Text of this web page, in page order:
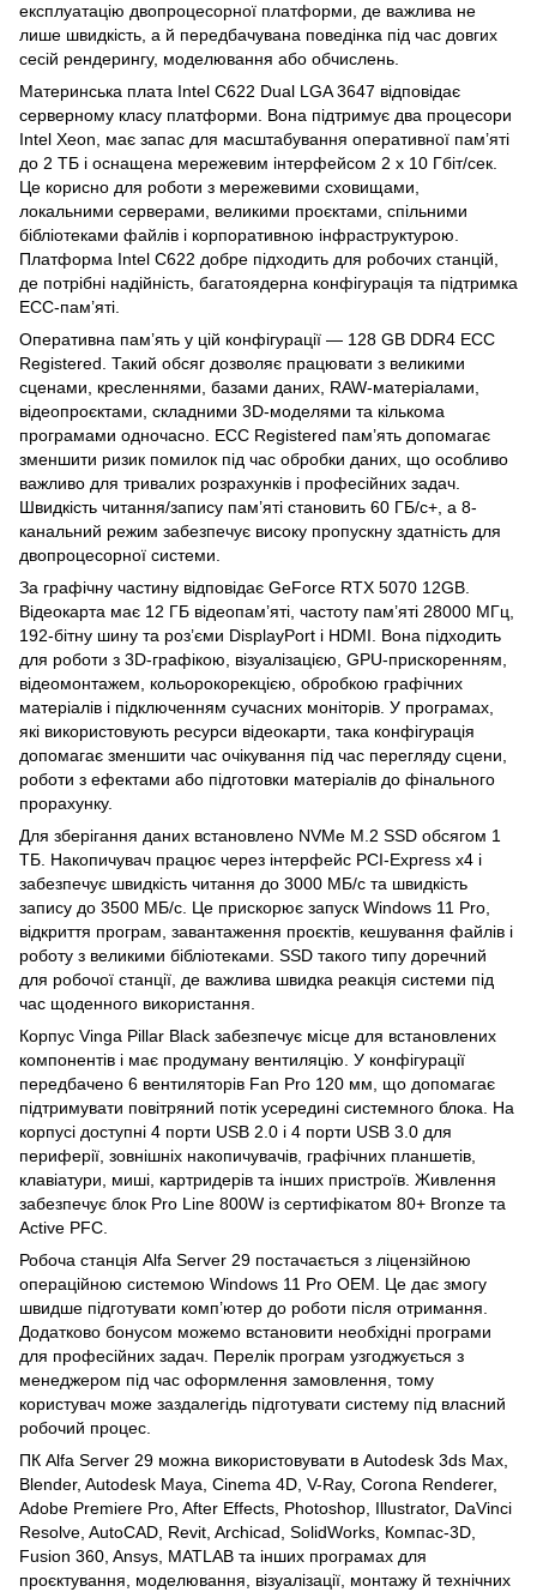
експлуатацію двопроцесорної платформи, де важлива не
лише швидкість, а й передбачувана поведінка під час довгих
сесій рендерингу, моделювання або обчислень.
Материнська плата Intel C622 Dual LGA 3647 відповідає
серверному класу платформи. Вона підтримує два процесори
Intel Xeon, має запас для масштабування оперативної пам’яті
до 2 ТБ і оснащена мережевим інтерфейсом 2 x 10 Гбіт/сек.
Це корисно для роботи з мережевими сховищами,
локальними серверами, великими проєктами, спільними
бібліотеками файлів і корпоративною інфраструктурою.
Платформа Intel C622 добре підходить для робочих станцій,
де потрібні надійність, багатоядерна конфігурація та підтримка
ECC-пам’яті.
Оперативна пам’ять у цій конфігурації — 128 GB DDR4 ECC
Registered. Такий обсяг дозволяє працювати з великими
сценами, кресленнями, базами даних, RAW-матеріалами,
відеопроєктами, складними 3D-моделями та кількома
програмами одночасно. ECC Registered пам’ять допомагає
зменшити ризик помилок під час обробки даних, що особливо
важливо для тривалих розрахунків і професійних задач.
Швидкість читання/запису пам’яті становить 60 ГБ/с+, а 8-
канальний режим забезпечує високу пропускну здатність для
двопроцесорної системи.
За графічну частину відповідає GeForce RTX 5070 12GB.
Відеокарта має 12 ГБ відеопам’яті, частоту пам’яті 28000 МГц,
192-бітну шину та роз’єми DisplayPort і HDMI. Вона підходить
для роботи з 3D-графікою, візуалізацією, GPU-прискоренням,
відеомонтажем, кольорокорекцією, обробкою графічних
матеріалів і підключенням сучасних моніторів. У програмах,
які використовують ресурси відеокарти, така конфігурація
допомагає зменшити час очікування під час перегляду сцени,
роботи з ефектами або підготовки матеріалів до фінального
прорахунку.
Для зберігання даних встановлено NVMe M.2 SSD обсягом 1
ТБ. Накопичувач працює через інтерфейс PCI-Express x4 і
забезпечує швидкість читання до 3000 МБ/с та швидкість
запису до 3500 МБ/с. Це прискорює запуск Windows 11 Pro,
відкриття програм, завантаження проєктів, кешування файлів і
роботу з великими бібліотеками. SSD такого типу доречний
для робочої станції, де важлива швидка реакція системи під
час щоденного використання.
Корпус Vinga Pillar Black забезпечує місце для встановлених
компонентів і має продуману вентиляцію. У конфігурації
передбачено 6 вентиляторів Fan Pro 120 мм, що допомагає
підтримувати повітряний потік усередині системного блока. На
корпусі доступні 4 порти USB 2.0 і 4 порти USB 3.0 для
периферії, зовнішніх накопичувачів, графічних планшетів,
клавіатури, миші, картридерів та інших пристроїв. Живлення
забезпечує блок Pro Line 800W із сертифікатом 80+ Bronze та
Active PFC.
Робоча станція Alfa Server 29 постачається з ліцензійною
операційною системою Windows 11 Pro OEM. Це дає змогу
швидше підготувати комп’ютер до роботи після отримання.
Додатково бонусом можемо встановити необхідні програми
для професійних задач. Перелік програм узгоджується з
менеджером під час оформлення замовлення, тому
користувач може заздалегідь підготувати систему під власний
робочий процес.
ПК Alfa Server 29 можна використовувати в Autodesk 3ds Max,
Blender, Autodesk Maya, Cinema 4D, V-Ray, Corona Renderer,
Adobe Premiere Pro, After Effects, Photoshop, Illustrator, DaVinci
Resolve, AutoCAD, Revit, Archicad, SolidWorks, Компас-3D,
Fusion 360, Ansys, MATLAB та інших програмах для
проєктування, моделювання, візуалізації, монтажу й технічних